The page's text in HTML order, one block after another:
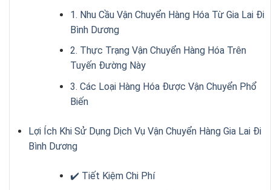
1. Nhu Cầu Vận Chuyển Hàng Hóa Từ Gia Lai Đi
Bình Dương
2. Thực Trạng Vận Chuyển Hàng Hóa Trên
Tuyến Đường Này
3. Các Loại Hàng Hóa Được Vận Chuyển Phổ
Biến
Lợi Ích Khi Sử Dụng Dịch Vụ Vận Chuyển Hàng Gia Lai Đi
Bình Dương
✔️ Tiết Kiệm Chi Phí